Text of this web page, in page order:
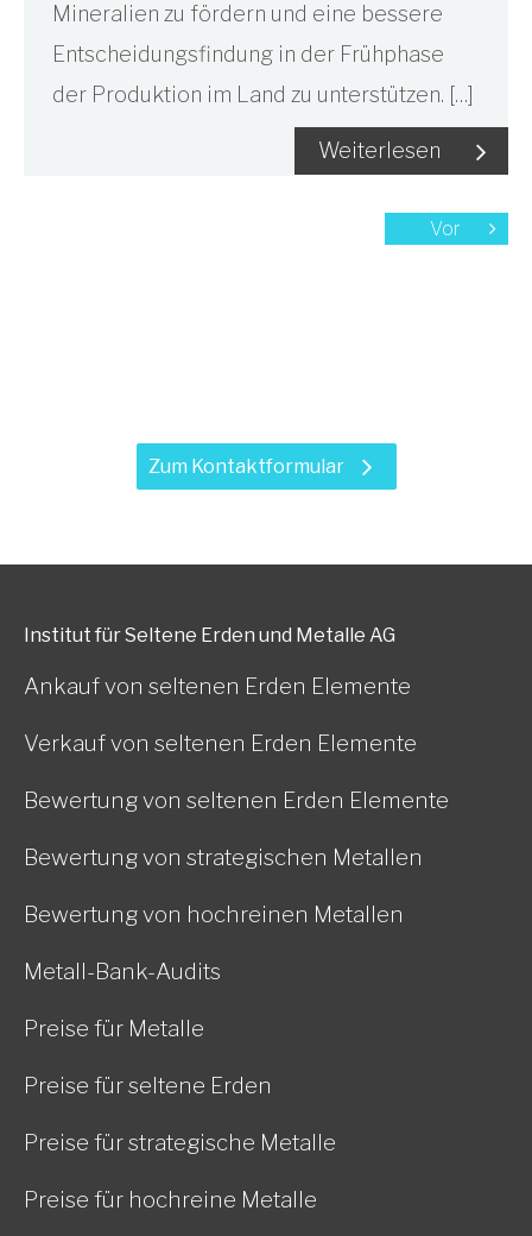
Mineralien zu fördern und eine bessere
Entscheidungsfindung in der Frühphase
der Produktion im Land zu unterstützen. […]
Weiterlesen
Vor
Zum Kontaktformular
Institut für Seltene Erden und Metalle AG
Ankauf von seltenen Erden Elemente
Verkauf von seltenen Erden Elemente
Bewertung von seltenen Erden Elemente
Bewertung von strategischen Metallen
Bewertung von hochreinen Metallen
Metall-Bank-Audits
Preise für Metalle
Preise für seltene Erden
Preise für strategische Metalle
Preise für hochreine Metalle